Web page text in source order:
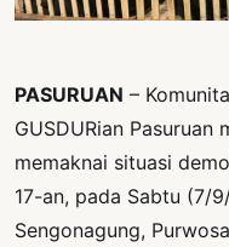
PASURUAN –
GUSDURian
memaknai situasi
17-an, pada Sabtu (7/
Sengonagung,